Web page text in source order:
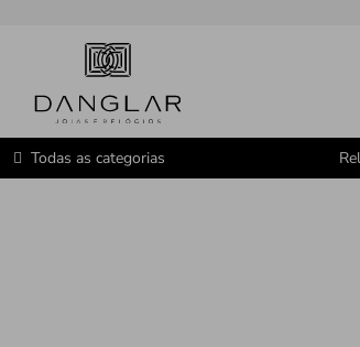
Todas as categorias